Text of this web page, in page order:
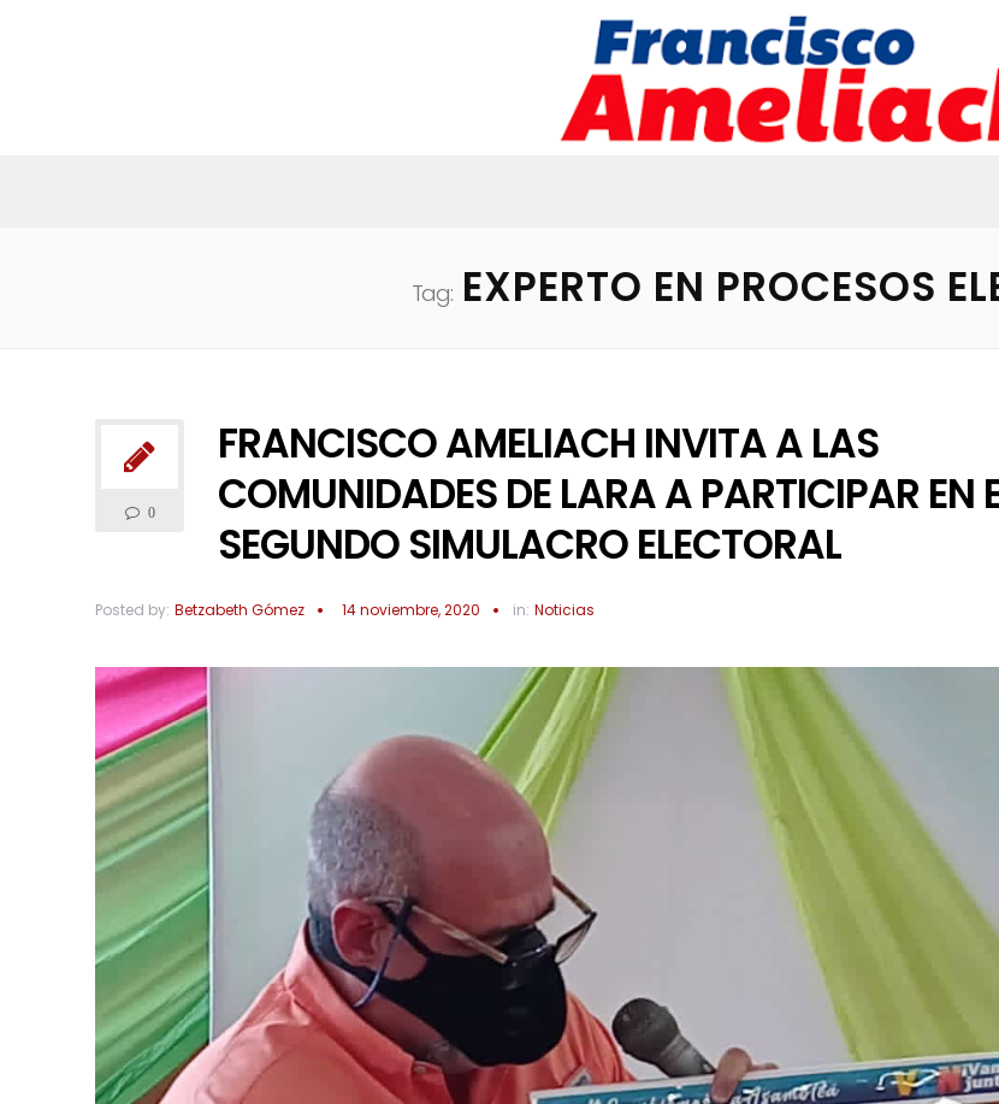
Tag:EXPERTO EN PROCESOS
0
FRANCISCO AMELIACH INVITA A LAS
COMUNIDADES DE LARA A PARTICIPAR EN
SEGUNDO SIMULACRO ELECTORAL
Posted by: Betzabeth Gómez 14 noviembre, 2020 in: Noticias